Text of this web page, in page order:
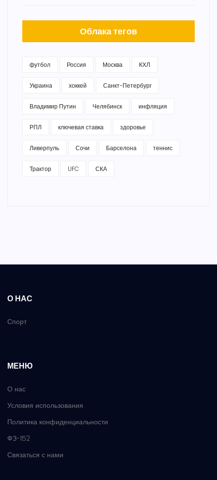
Облака тегов
футбол Россия Москва КХЛ
Украина хоккей Санкт-Петербург
Владимир Путин Челябинск инфляция
РПЛ ключевая ставка здоровье
Ливерпуль Сочи Барселона теннис
Трактор UFC СКА
О НАС
Спорт
МЕНЮ
О нас
Условия использования
Политика конфиденциальности
ФЗ-152
Связаться с нами